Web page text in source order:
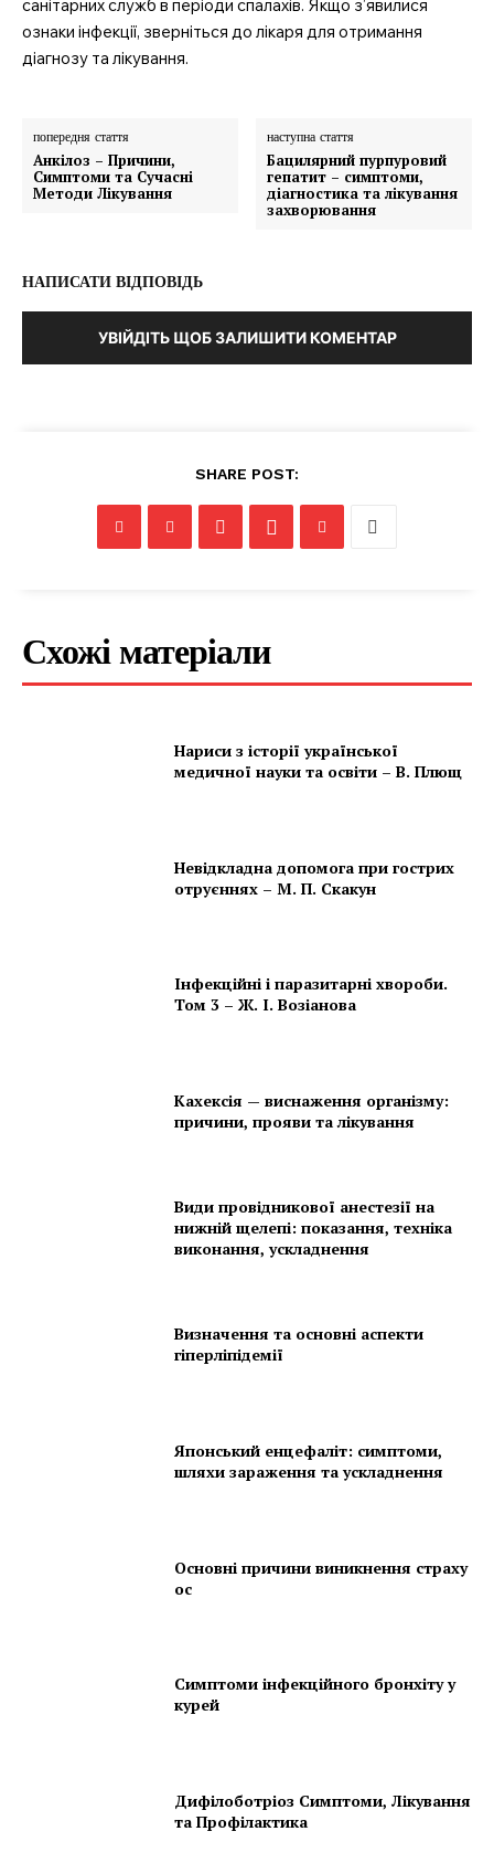
санітарних служб в періоди спалахів. Якщо з’явилися
ознаки інфекції, зверніться до лікаря для отримання
діагнозу та лікування.
попередня стаття
Анкілоз – Причини,
Симптоми та Сучасні
Методи Лікування
наступна стаття
Бацилярний пурпуровий
гепатит – симптоми,
діагностика та лікування
захворювання
НАПИСАТИ ВІДПОВІДЬ
УВІЙДІТЬ ЩОБ ЗАЛИШИТИ КОМЕНТАР
SHARE POST:
Схожі матеріали
Нариси з історії української
медичної науки та освіти – В. Плющ
Невідкладна допомога при гострих
отруєннях – М. П. Скакун
Інфекційні і паразитарні хвороби.
Том 3 – Ж. І. Возіанова
Кахексія — виснаження організму:
причини, прояви та лікування
Види провідникової анестезії на
нижній щелепі: показання, техніка
виконання, ускладнення
Визначення та основні аспекти
гіперліпідемії
Японський енцефаліт: симптоми,
шляхи зараження та ускладнення
Основні причини виникнення страху
ос
Симптоми інфекційного бронхіту у
курей
Дифілоботріоз Симптоми, Лікування
та Профілактика